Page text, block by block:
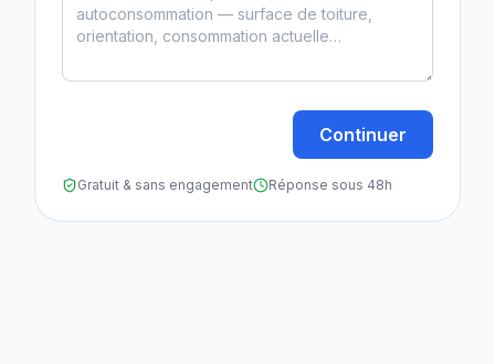
Continuer
Gratuit & sans engagement Réponse sous 48h